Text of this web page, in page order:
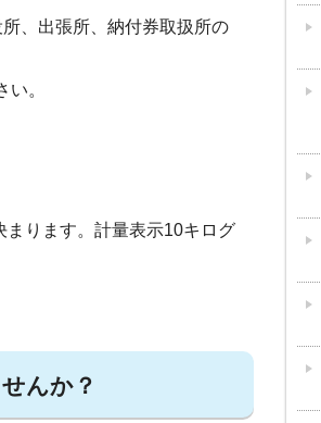
、出張所、納付券取扱所の
。
ります。計量表示10キログ
んか？